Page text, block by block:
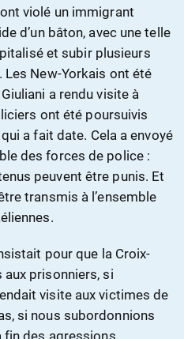
violé un immigrant
d’un bâton, avec une telle
et subir plusieurs
New-Yorkais ont été
a rendu visite à
ont été poursuivis
a fait date. Cela a envoyé
des forces de police :
peuvent être punis. Et
transmis à l’ensemble
pour que la Croix-
aux prisonniers, si
visite aux victimes de
si nous subordonnions
fin des agressions